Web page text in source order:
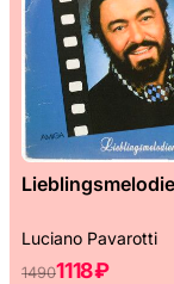
Luciano Pavarotti
14901118 ₽